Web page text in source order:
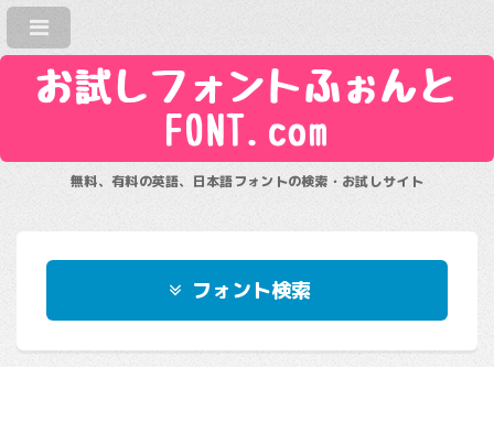
お試しフォントふぉんと
FONT.com
無料、有料の英語、日本語フォントの検索・お試しサイト
フォント検索